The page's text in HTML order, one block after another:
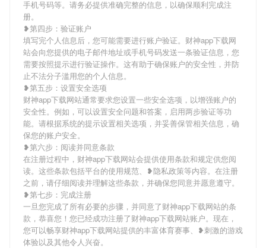
手机号码等。请务必提供准确完整的信息，以确保顺利完成注
册。
❥第四步：验证账户
填写完个人信息后，您可能需要进行账户验证。财神app下载网
站会向您提供的电子邮件地址或手机号码发送一条验证信息，您
需要按照提示进行验证操作。这有助于确保账户的安全性，并防
止不法分子滥用您的个人信息。
❥第五步：设置安全选项
财神app下载网站通常要求您设置一些安全选项，以增强账户的
安全性。例如，可以设置安全问题和答案，启用两步验证等功
能。请根据系统的提示设置相关选项，并妥善保管相关信息，确
保您的账户安全。
❥第六步：阅读并同意条款
在注册过程中，财神app下载网站会提供使用条款和规定供您阅
读。这些条款包括平台的使用规范、❥隐私政策等内容。在注册
之前，请仔细阅读并理解这些条款，并确保您同意并愿意遵守。
❥第七步：完成注册
一旦您完成了所有必要的步骤，并同意了财神app下载网站的条
款，恭喜您！您已经成功注册了财神app下载网站账户。现在，
您可以畅享财神app下载网站提供的丰富体育赛事、❥刺激的游戏
体验以及其他令人兴奋。